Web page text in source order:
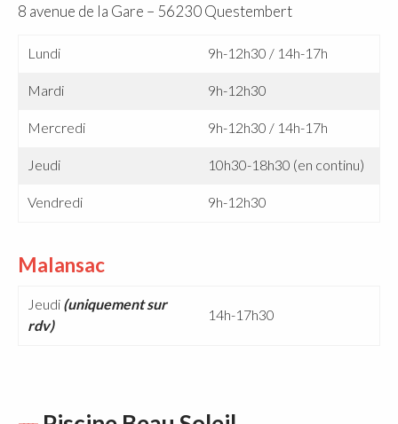
8 avenue de la Gare – 56230 Questembert
Lundi 9h-12h30 / 14h-17h
Mardi 9h-12h30
Mercredi 9h-12h30 / 14h-17h
Jeudi 10h30-18h30 (en continu)
Vendredi 9h-12h30
Malansac
Jeudi (uniquement sur
rdv)
14h-17h30